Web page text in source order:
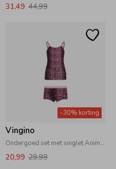
Winteraccessoires
31,49 44,99
-30% korting
Vingino
Ondergoed set met singlet Animal Aster Pink
20,99 29,99